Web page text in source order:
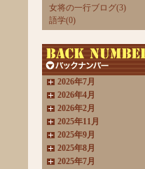
女将の一行ブログ(3)
語学(0)
2026年7月
2026年4月
2026年2月
2025年11月
2025年9月
2025年8月
2025年7月